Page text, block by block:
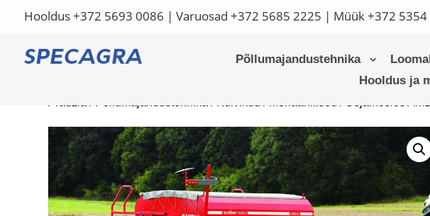
Hooldus+372 5693 0086 | Varuosad +372 5685 2225 | Müük+372 5354
Põllumajandustehnika
Hooldus ja
Pradžia / Põllumajandustehnika / Külvikud / Mehaanilised / Sėjamosios